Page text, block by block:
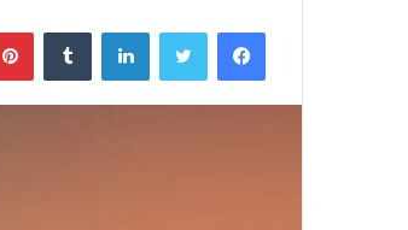
فيسبوكتويتر لينكدإن